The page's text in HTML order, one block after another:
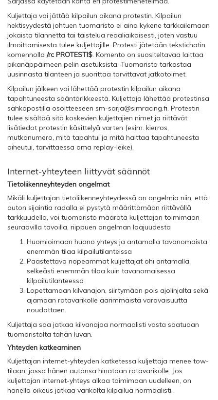
Kuljettaja voi jättää kilpailun aikana protestin. Kilpailun
hektisyydestä johtuen tuomaristo ei aina kykene tarkkailemaan
jokaista tilannetta tai taistelua reaaliaikaisesti, joten vastuu
ilmoittamisesta tulee kuljettajille. Protesti jätetään tekstichatin
komennolla /rc PROTESTI$. Komento on suositeltavaa laittaa
pikanäppäimeen pelin asetuksista. Tuomaristo tarkastaa
uusinnasta tilanteen ja suorittaa tarvittavat jatkotoimet.
Kilpailun jälkeen voi lähettää protestin kilpailun aikana
tapahtuneesta sääntörikkeestä. Kuljettaja lähettää protestinsa
sähköpostilla osoitteeseen sm-sarja@simracing.fi. Protestin
tulee sisältää sitä koskevien kuljettajien nimet ja riittävät
lisätiedot protestin käsittelyä varten (esim. kierros,
mutkanumero, mitä tapahtui ja mitä haittaa tapahtuneesta
aiheutui, tarvittaessa oma replay-leike).
Internet-yhteyteen liittyvät säännöt
Tietoliikenneyhteyden ongelmat
Mikäli kuljettajan tietoliikenneyhteydessä on ongelmia niin, että
auton sijaintia radalla ei pystytä määrittämään riittävällä
tarkkuudella, voi tuomaristo määrätä kuljettajan toimimaan
seuraavilla tavoilla, riippuen ongelman laajuudesta
Huomioimaan huono yhteys ja antamalla tavanomaista
enemmän tilaa kilpailutilanteissa
Päästettävä nopeammat kuljettajat ohi antamalla
selkeästi enemmän tilaa kuin tavanomaisessa
kilpailutilanteessa
Lopettamaan kilvanajon, siirtymään pois ajolinjalta sekä
ajamaan ratavarikolle äärimmäistä varovaisuutta
noudattaen.
Kuljettaja saa jatkaa kilvanajoa normaalisti vasta saatuaan
tuomaristolta tähän luvan.
Yhteyden katkeaminen
Kuljettajan internet-yhteyden katketessa kuljettaja menee tow-
tilaan, jossa hänen autonsa hinataan ratavarikolle. Jos
kuljettajan internet-yhteys alkaa toimimaan uudelleen, on
hänellä oikeus jatkaa varikolta kilpailua normaalisti.